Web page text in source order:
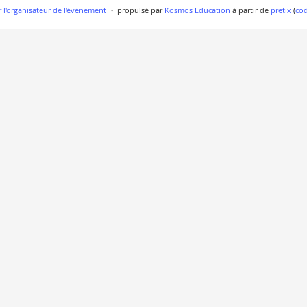
l'organisateur de l'évènement propulsé par Kosmos Education à partir de pretix (